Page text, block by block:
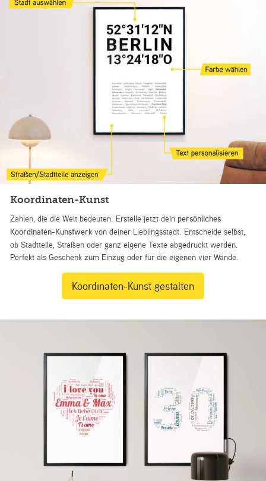
Koordinaten-Kunst
Zahlen, die die Welt bedeuten. Erstelle jetzt dein persönliches
Koordinaten-Kunstwerk von deiner Lieblingsstadt. Entscheide selbst,
ob Stadtteile, Straßen oder ganz eigene Texte abgedruckt werden.
Perfekt als Geschenk zum Einzug oder für die eigenen vier Wände.
Koordinaten-Kunst gestalten